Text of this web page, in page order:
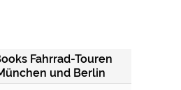
Fahrrad-Touren
und Berlin